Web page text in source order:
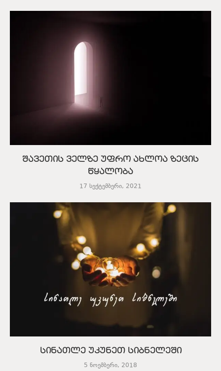
შავეთის ველზე უფრო ახლოა ზეცის
წყალობა
17 სექტემბერი, 2021
სინათლე უკუნეთ სიბნელეში
5 ნოემბერი, 2018